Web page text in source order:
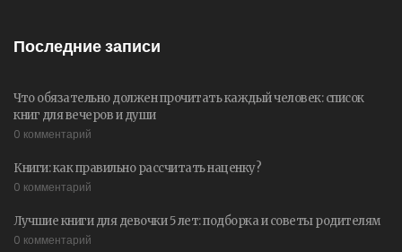
Последние записи
Что обязательно должен прочитать каждый человек: список
книг для вечеров и души
0 комментарий
Книги: как правильно рассчитать наценку?
0 комментарий
Лучшие книги для девочки 5 лет: подборка и советы родителям
0 комментарий